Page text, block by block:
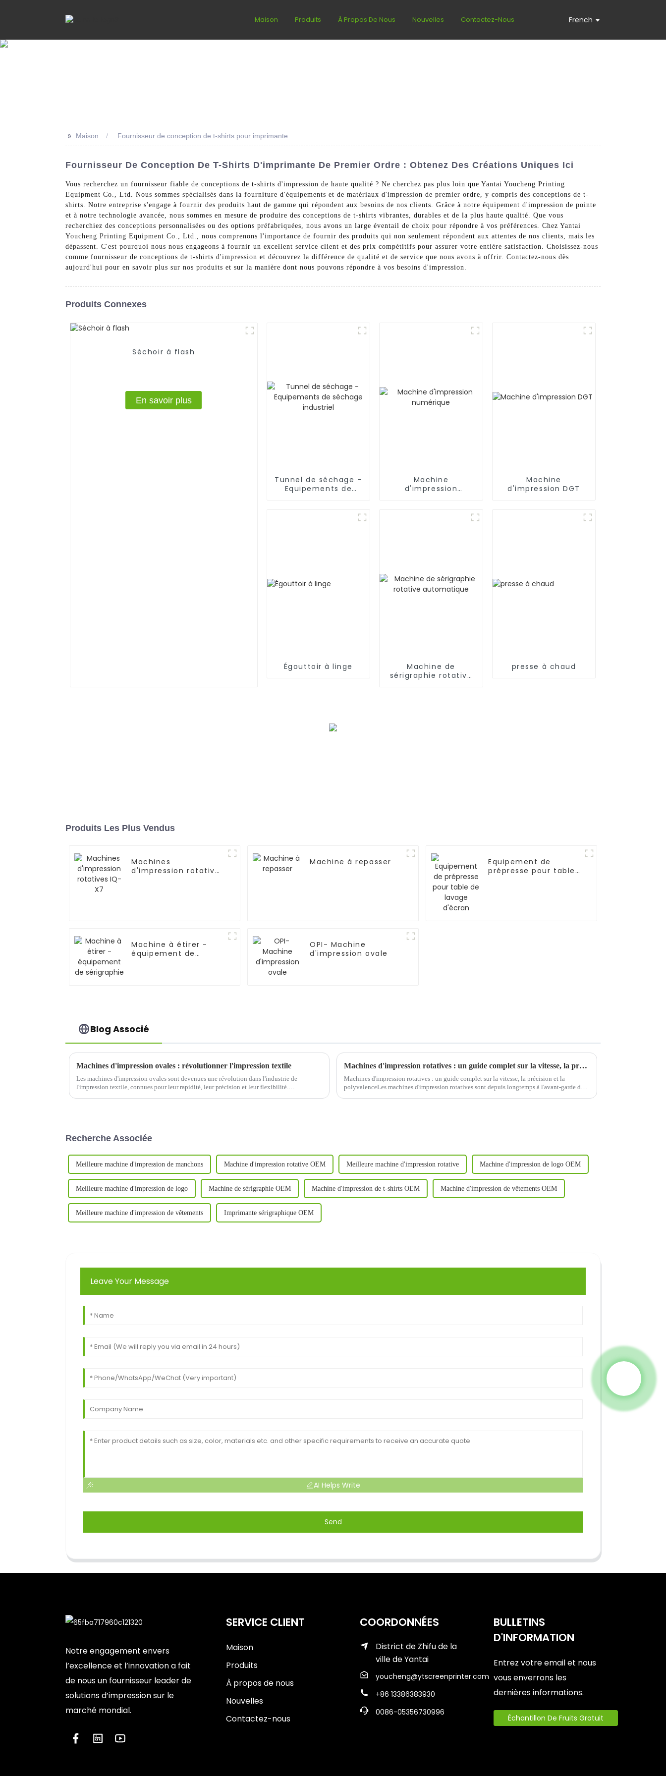
Maison Produits À Propos De Nous Nouvelles Contactez-Nous French
>> Maison Fournisseur de conception de t-shirts pour imprimante
Fournisseur De Conception De T-Shirts D'imprimante De Premier Ordre : Obtenez Des Créations Uniques Ici
Vous recherchez un fournisseur fiable de conceptions de t-shirts d'impression de haute qualité ? Ne cherchez pas plus loin que Yantai Youcheng Printing
Equipment Co., Ltd. Nous sommes spécialisés dans la fourniture d'équipements et de matériaux d'impression de premier ordre, y compris des conceptions de t-
shirts. Notre entreprise s'engage à fournir des produits haut de gamme qui répondent aux besoins de nos clients. Grâce à notre équipement d'impression de pointe
et à notre technologie avancée, nous sommes en mesure de produire des conceptions de t-shirts vibrantes, durables et de la plus haute qualité. Que vous
recherchiez des conceptions personnalisées ou des options préfabriquées, nous avons un large éventail de choix pour répondre à vos préférences. Chez Yantai
Youcheng Printing Equipment Co., Ltd., nous comprenons l'importance de fournir des produits qui non seulement répondent aux attentes de nos clients, mais les
dépassent. C'est pourquoi nous nous engageons à fournir un excellent service client et des prix compétitifs pour assurer votre entière satisfaction. Choisissez-nous
comme fournisseur de conceptions de t-shirts d'impression et découvrez la différence de qualité et de service que nous avons à offrir. Contactez-nous dès
aujourd'hui pour en savoir plus sur nos produits et sur la manière dont nous pouvons répondre à vos besoins d'impression.
Produits Connexes
Séchoir à flash
En savoir plus
Tunnel de séchage -
Equipements de
Machine
d'impression
Machine
d'impression DGT
Égouttoir à linge
Machine de
sérigraphie rotative
presse à chaud
Produits Les Plus Vendus
Machines
d'impression rotatives
Machine à repasser
Equipement de
prépresse pour table
Machine à étirer -
équipement de
OPI- Machine
d'impression ovale
Blog Associé
Machines d'impression ovales : révolutionner l'impression textile
Les machines d'impression ovales sont devenues une révolution dans l'industrie de
l'impression textile, connues pour leur rapidité, leur précision et leur flexibilité.
Machines d'impression rotatives : un guide complet sur la vitesse, la précision et la polyvalence
Machines d'impression rotatives : un guide complet sur la vitesse, la précision et la
polyvalenceLes machines d'impression rotatives sont depuis longtemps à l'avant-garde de
Recherche Associée
Meilleure machine d'impression de manchons Machine d'impression rotative OEM Meilleure machine d'impression rotative Machine d'impression de logo OEM
Meilleure machine d'impression de logo Machine de sérigraphie OEM Machine d'impression de t-shirts OEM Machine d'impression de vêtements OEM
Meilleure machine d'impression de vêtements Imprimante sérigraphique OEM
Leave Your Message
AI Helps Write
Send
Notre engagement envers
l’excellence et l’innovation a fait
de nous un fournisseur leader de
solutions d’impression sur le
marché mondial.
SERVICE CLIENT
Maison
Produits
À propos de nous
Nouvelles
Contactez-nous
COORDONNÉES
District de Zhifu de la
ville de Yantai
youcheng@ytscreenprinter.com
+86 13386383930
0086-05356730996
BULLETINS
D'INFORMATION
Entrez votre email et nous
vous enverrons les
dernières informations.
Échantillon De Fruits Gratuit